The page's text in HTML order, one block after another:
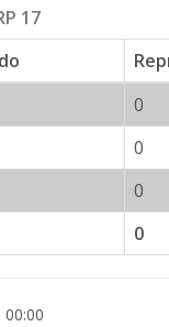
17
0
0
0
0